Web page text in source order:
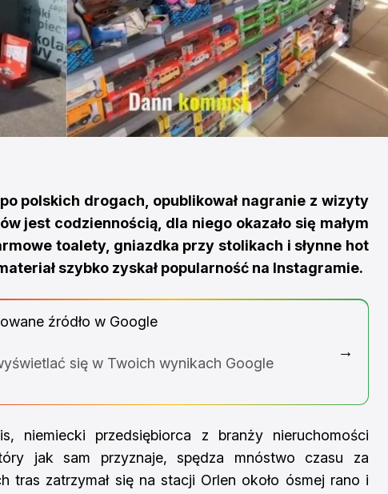
polskich drogach, opublikował nagranie z wizyty
jest codziennością, dla niego okazało się małym
toalety, gniazdka przy stolikach i słynne hot
szybko zyskał popularność na Instagramie.
źródło w Google
się w Twoich wynikach Google
→
niemiecki przedsiębiorca z branży nieruchomości
jak sam przyznaje, spędza mnóstwo czasu za
tras zatrzymał się na stacji Orlen około ósmej rano i